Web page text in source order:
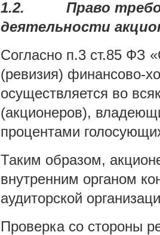
1.2.
Право
деятельности
Согласно п.3 ст.85 ФЗ
(ревизия) финансово-
осуществляется во
(акционеров),
процентами
Таким образом,
внутренним органом
аудиторской
Проверка со стороны